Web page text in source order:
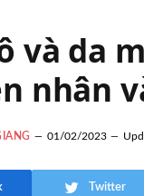
và da
nhân
01/02/2023
Twitter